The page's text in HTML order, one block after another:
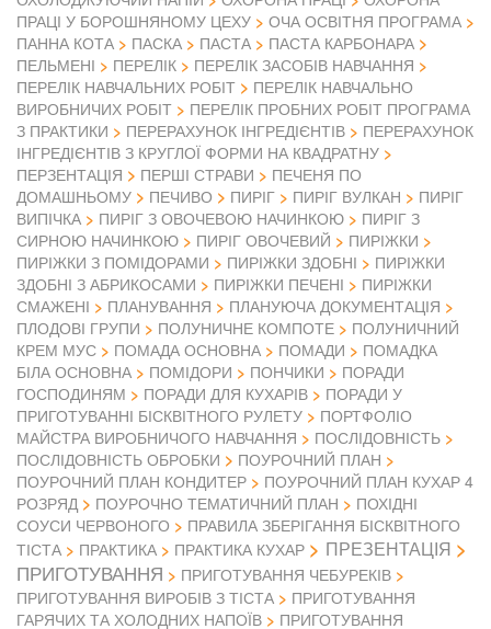
ПРАЦІ У БОРОШНЯНОМУ ЦЕХУ
ОЧА ОСВІТНЯ ПРОГРАМА
ПАННА КОТА
ПАСКА ПАСТА
ПАСТА КАРБОНАРА
ПЕЛЬМЕНІ
ПЕРЕЛІК
ПЕРЕЛІК ЗАСОБІВ НАВЧАННЯ
ПЕРЕЛІК НАВЧАЛЬНИХ РОБІТ
ПЕРЕЛІК НАВЧАЛЬНО
ВИРОБНИЧИХ РОБІТ
ПЕРЕЛІК ПРОБНИХ РОБІТ ПРОГРАМА
З ПРАКТИКИ
ПЕРЕРАХУНОК ІНГРЕДІЄНТІВ
ПЕРЕРАХУНОК
ІНГРЕДІЄНТІВ З КРУГЛОЇ ФОРМИ НА КВАДРАТНУ
ПЕРЗЕНТАЦІЯ
ПЕРШІ СТРАВИ
ПЕЧЕНЯ ПО
ДОМАШНЬОМУ
ПЕЧИВО ПИРІГ ПИРІГ ВУЛКАН
ПИРІГ
ВИПІЧКА
ПИРІГ З ОВОЧЕВОЮ НАЧИНКОЮ
ПИРІГ З
СИРНОЮ НАЧИНКОЮ
ПИРІГ ОВОЧЕВИЙ
ПИРІЖКИ
ПИРІЖКИ З ПОМІДОРАМИ
ПИРІЖКИ ЗДОБНІ
ПИРІЖКИ
ЗДОБНІ З АБРИКОСАМИ
ПИРІЖКИ ПЕЧЕНІ
ПИРІЖКИ
СМАЖЕНІ
ПЛАНУВАННЯ
ПЛАНУЮЧА ДОКУМЕНТАЦІЯ
ПЛОДОВІ ГРУПИ
ПОЛУНИЧНЕ КОМПОТЕ
ПОЛУНИЧНИЙ
КРЕМ МУС
ПОМАДА ОСНОВНА ПОМАДИ
ПОМАДКА
БІЛА ОСНОВНА
ПОМІДОРИ ПОНЧИКИ
ПОРАДИ
ГОСПОДИНЯМ
ПОРАДИ ДЛЯ КУХАРІВ
ПОРАДИ У
ПРИГОТУВАННІ БІСКВІТНОГО РУЛЕТУ
ПОРТФОЛІО
МАЙСТРА ВИРОБНИЧОГО НАВЧАННЯ
ПОСЛІДОВНІСТЬ
ПОСЛІДОВНІСТЬ ОБРОБКИ
ПОУРОЧНИЙ ПЛАН
ПОУРОЧНИЙ ПЛАН КОНДИТЕР
ПОУРОЧНИЙ ПЛАН КУХАР 4
РОЗРЯД
ПОУРОЧНО ТЕМАТИЧНИЙ ПЛАН
ПОХІДНІ
СОУСИ ЧЕРВОНОГО
ПРАВИЛА ЗБЕРІГАННЯ БІСКВІТНОГО
ТІСТА
ПРАКТИКА ПРАКТИКА КУХАР
ПРЕЗЕНТАЦІЯ
ПРИГОТУВАННЯ
ПРИГОТУВАННЯ ЧЕБУРЕКІВ
ПРИГОТУВАННЯ ВИРОБІВ З ТІСТА
ПРИГОТУВАННЯ
ГАРЯЧИХ ТА ХОЛОДНИХ НАПОЇВ
ПРИГОТУВАННЯ